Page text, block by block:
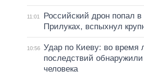
11:01
Российский дрон попал в
Прилуках, вспыхнул
10:56 Удар по Киеву: во время
последствий обнаружили
человека